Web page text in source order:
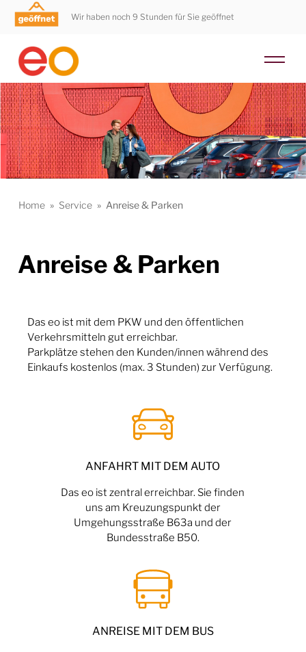
Wir haben noch 9 Stunden für Sie geöffnet
Home » Service » Anreise & Parken
Anreise & Parken
Daseo ist mit dem PKW und den öffentlichen
Verkehrsmitteln gut erreichbar.
Parkplätze stehen den Kunden/innen während des
Einkaufs kostenlos (max. 3 Stunden) zur Verfügung.
ANFAHRT MIT DEM AUTO
Das eo ist zentral erreichbar. Sie finden
uns am Kreuzungspunkt der
Umgehungsstraße B63a und der
Bundesstraße B50.
ANREISE MIT DEM BUS